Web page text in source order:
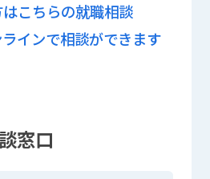
こちらの就職相談
インで相談ができます
窓口